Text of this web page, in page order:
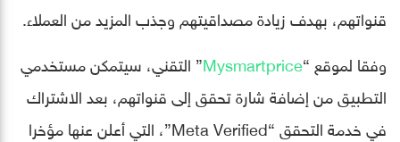
قنواتهم، بهدف زيادة مصداقيتهم وجذب المزيد من العملاء.
وفقا لموقع “Mysmartprice” التقني، سيتمكن مستخدمي
التطبيق من إضافة شارة تحقق إلى قنواتهم، بعد الاشتراك
في خدمة التحقق “Meta Verified”، التي أعلن عنها مؤخرا